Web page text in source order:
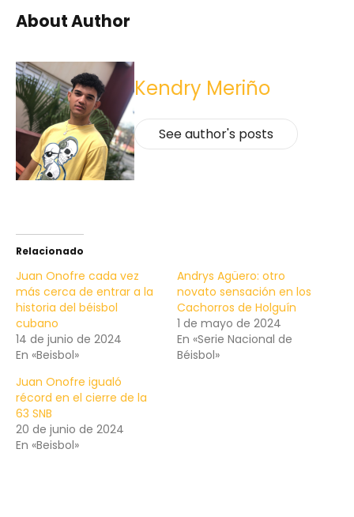
About Author
Kendry Meriño
See author's posts
Relacionado
Juan Onofre cada vez
más cerca de entrar a la
historia del béisbol
cubano
14 de junio de 2024
En «Beisbol»
Andrys Agüero: otro
novato sensación en los
Cachorros de Holguín
1 de mayo de 2024
En «Serie Nacional de
Béisbol»
Juan Onofre igualó
récord en el cierre de la
63 SNB
20 de junio de 2024
En «Beisbol»